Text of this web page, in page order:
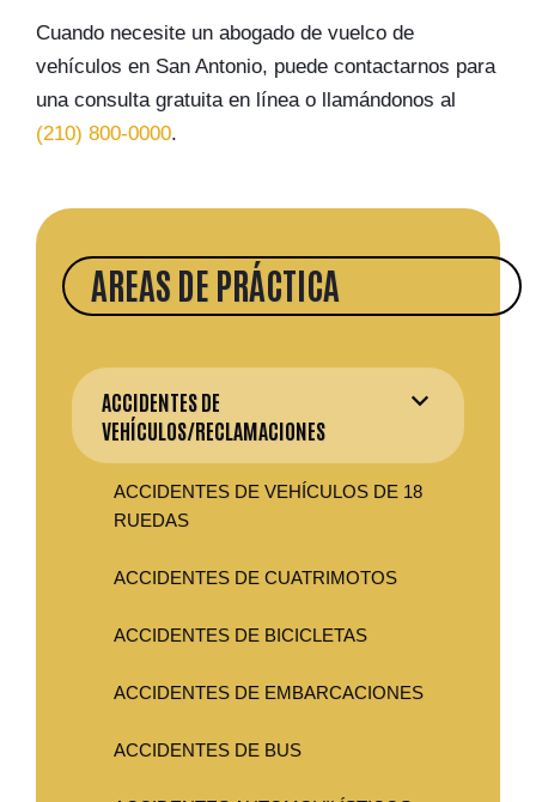
AREAS DE PRÁCTICA
ACCIDENTES DE
VEHÍCULOS/RECLAMACIONES
ACCIDENTES DE VEHÍCULOS DE 18
RUEDAS
ACCIDENTES DE CUATRIMOTOS
ACCIDENTES DE BICICLETAS
ACCIDENTES DE EMBARCACIONES
ACCIDENTES DE BUS
Cuando necesite un abogado de vuelco de
vehículos en San Antonio, puede contactarnos para
una consulta gratuita en línea o llamándonos al
(210) 800-0000.